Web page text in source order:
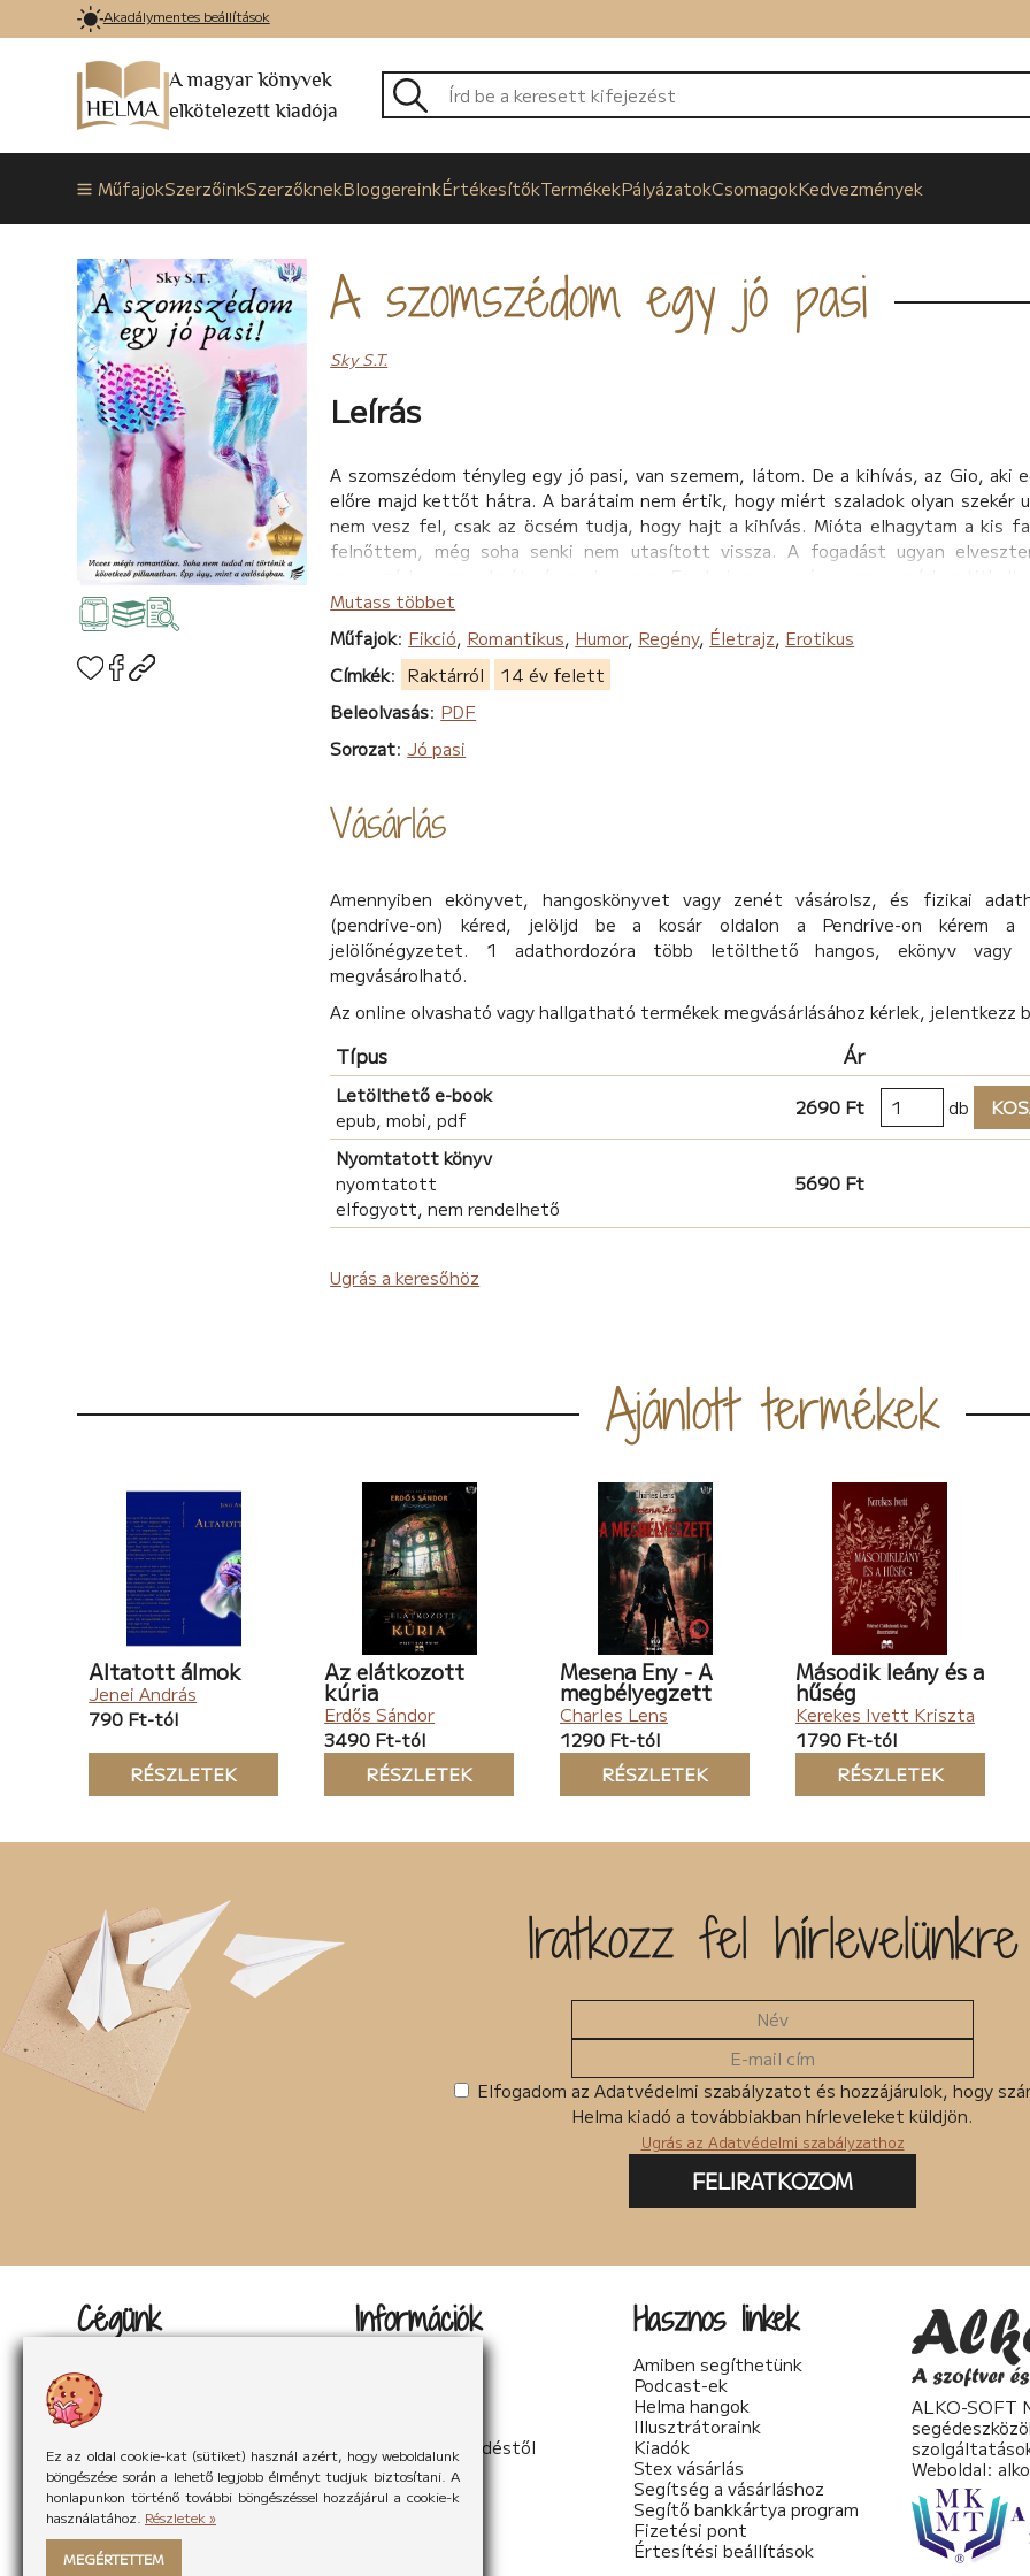
Ez az oldal cookie-kat (sütiket) használ azért, hogy weboldalunk
böngészése során a lehető legjobb élményt tudjuk biztosítani. A
honlapunkon történő további böngészéssel hozzájárul a cookie-k
használatához. Részletek »
MEGÉRTETTEM
Akadálymentes beállítások
A magyar könyvek
elkötelezett kiadója
MűfajokSzerzőinkSzerzőknekBloggereinkÉrtékesítőkTermékekPályázatokCsomagokKedvezmények
A szomszédom egy jó pasi
Sky S.T.
Leírás
A szomszédom tényleg egy jó pasi, van szemem, látom. De a kihívás, az Gio, aki
előre majd kettőt hátra. A barátaim nem értik, hogy miért szaladok olyan szekér
nem vesz fel, csak az öcsém tudja, hogy hajt a kihívás. Mióta elhagytam a kis
felnőttem, még soha senki nem utasított vissza. A fogadást ugyan
a családi nevét.
Szívmelengető történet szerelemről, barátságról és az emberi hülyeségről, ami
Kitalált történet, de ha magadra ismersz, az talán mégsem a véletlen műve
Mutass többet
Műfajok: Fikció, Romantikus, Humor, Regény, Életrajz, Erotikus
Címkék: Raktárról
14 év felett
Beleolvasás: PDF
Sorozat:Jó pasi
Vásárlás
Amennyiben ekönyvet, hangoskönyvet vagy zenét vásárolsz, és fizikai
(pendrive-on) kéred, jelöljd be a kosár oldalon a Pendrive-on kérem a
jelölőnégyzetet. 1 adathordozóra több letölthető hangos, ekönyv vagy
megvásárolható.
Az online olvasható vagy hallgatható termékek megvásárlásához kérlek, jelentkezz
Típus Ár
Letölthető e-book
epub, mobi, pdf
2690 Ft db
Nyomtatott könyv
nyomtatott
elfogyott, nem rendelhető
5690 Ft
Ugrás a keresőhöz
Ajánlott termékek
Altatott álmok
Jenei András
790 Ft-tól
RÉSZLETEK
Az elátkozott
kúria
Erdős Sándor
3490 Ft-tól
RÉSZLETEK
Mesena Eny - A
megbélyegzett
Charles Lens
1290 Ft-tól
RÉSZLETEK
Második leány és a
hűség
Kerekes Ivett Kriszta
1790 Ft-tól
RÉSZLETEK
Iratkozz fel hírlevelünkre
Elfogadom az Adatvédelmi szabályzatot és hozzájárulok, hogy
Helma kiadó a továbbiakban hírleveleket küldjön.
Ugrás az Adatvédelmi szabályzathoz
FELIRATKOZOM
Cégünk
Rólunk
Rólunk mondták
Hírek
Partnereink
Információk
Elállás a szerződéstől
Hasznos linkek
Amiben segíthetünk
Podcast-ek
Helma hangok
Illusztrátoraink
Kiadók
Stex vásárlás
Segítség a vásárláshoz
Segítő bankkártya program
Fizetési pont
Értesítési beállítások
ALKO-SOFT
Weboldal: